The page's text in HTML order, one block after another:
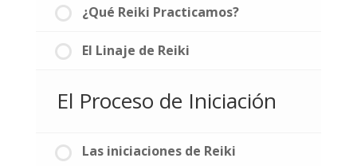
¿Qué Reiki Practicamos?
El Linaje de Reiki
El Proceso de Iniciación
Las iniciaciones de Reiki